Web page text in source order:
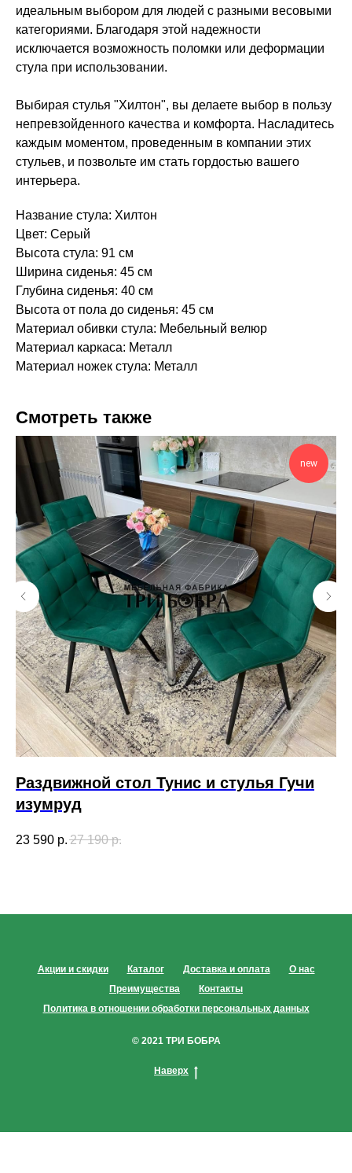
идеальным выбором для людей с разными весовыми
категориями. Благодаря этой надежности
исключается возможность поломки или деформации
стула при использовании.
Выбирая стулья "Хилтон", вы делаете выбор в пользу
непревзойденного качества и комфорта. Насладитесь
каждым моментом, проведенным в компании этих
стульев, и позвольте им стать гордостью вашего
интерьера.
Название стула: Хилтон
Цвет: Серый
Высота стула: 91 см
Ширина сиденья: 45 см
Глубина сиденья: 40 см
Высота от пола до сиденья: 45 см
Материал обивки стула: Мебельный велюр
Материал каркаса: Металл
Материал ножек стула: Металл
Смотреть также
new
Раздвижной стол Тунис и стулья Гучи
изумруд
23 590 р. 27 190 р.
Акции и скидки Каталог Доставка и оплата
О нас
Преимущества
Контакты
Политика в отношении обработки персональных данных
© 2021 ТРИ БОБРА
Наверх